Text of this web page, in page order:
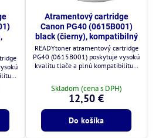
s
Atramentový cartridge
Canon PG40 (0615B001)
black (čierny), kompatibilný
READYtoner atramentový cartridge
PG40 (0615B001) poskytuje vysokú
kvalitu tlače a plnú kompatibilitu s
Skladom (cena s DPH)
12,50 €
Do košíka